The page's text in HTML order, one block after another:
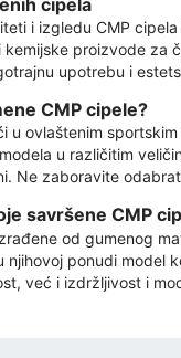
i izgledu CMP
proizvode za
upotrebu i
CMP cipele?
u ovlaštenim
u različitim
Ne zaboravite
savršene CMP
od gumenog
ponudi model
već i izdržljivost i